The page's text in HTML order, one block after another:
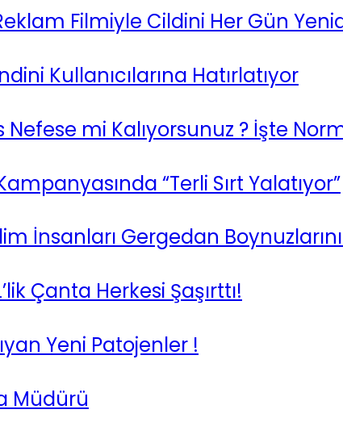
Filmiyle Cildini Her Gün
Kullanıcılarına Hatırlatıyor
Nefese mi Kalıyorsunuz ? İşte
“Terli Sırt Yalatıyor”
İnsanları Gergedan
Çanta Herkesi Şaşırttı!
Yeni Patojenler !
Müdürü